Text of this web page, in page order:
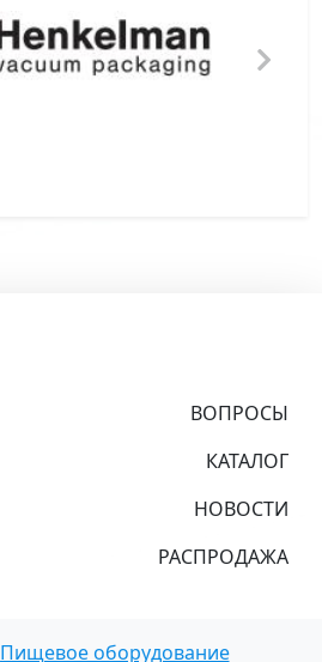
ВОПРОСЫ
КАТАЛОГ
НОВОСТИ
РАСПРОДАЖА
Пищевое оборудование